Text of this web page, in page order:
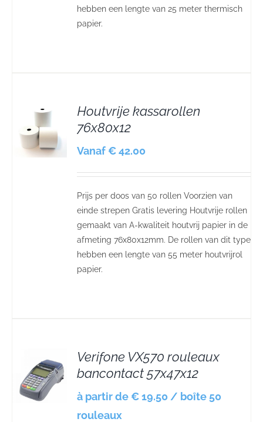
hebben een lengte van 25 meter thermisch
papier.
Houtvrije kassarollen
76x80x12
Vanaf € 42.00
Prijs per doos van 50 rollen Voorzien van
einde strepen Gratis levering Houtvrije rollen
gemaakt van A-kwaliteit houtvrij papier in de
afmeting 76x80x12mm. De rollen van dit type
hebben een lengte van 55 meter houtvrijrol
papier.
Verifone VX570 rouleaux
bancontact 57x47x12
à partir de € 19.50 / boîte 50
rouleaux